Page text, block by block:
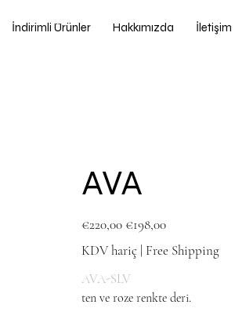
İndirimli Ürünler Hakkımızda İletişim
AVA
fiyat
€220,00
İndirimli
fiyat
€198,00
KDV hariç | Free Shipping
AVA-SLV
ten ve roze renkte deri.